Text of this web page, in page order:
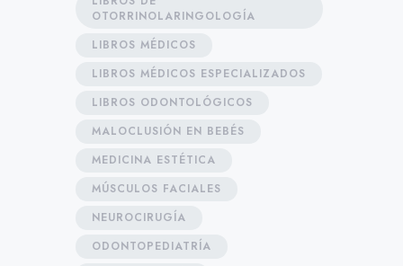
OTORRINOLARINGOLOGÍA
LIBROS MÉDICOS
LIBROS MÉDICOS ESPECIALIZADOS
LIBROS ODONTOLÓGICOS
MALOCLUSIÓN EN BEBÉS
MEDICINA ESTÉTICA
MÚSCULOS FACIALES
NEUROCIRUGÍA
ODONTOPEDIATRÍA